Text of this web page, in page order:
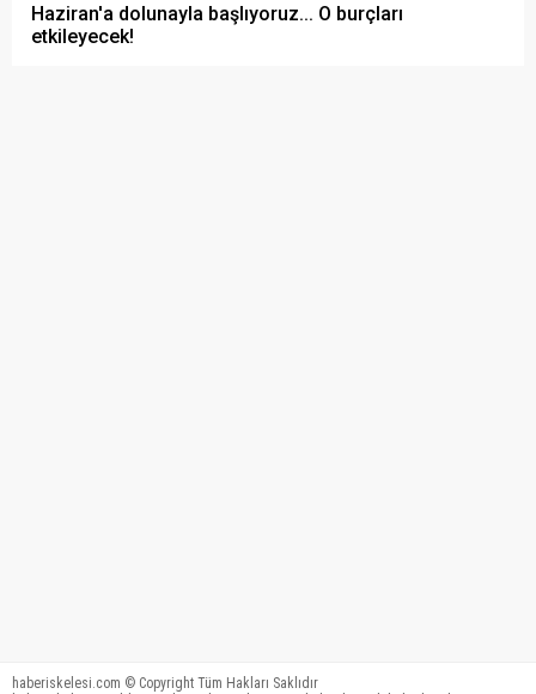
Haziran'a dolunayla başlıyoruz... O burçları
etkileyecek!
haberiskelesi.com © Copyright Tüm Hakları Saklıdır